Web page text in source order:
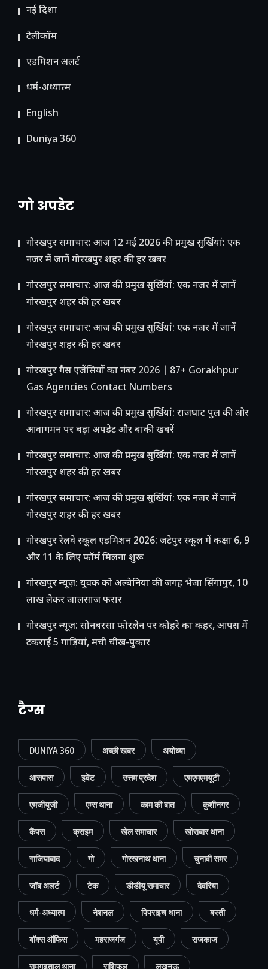
नई दिशा
टेलीकॉम
ए​डमिशन अलर्ट
धर्म-अध्यात्म
English
Duniya 360
गो अपडेट
गोरखपुर समाचार: आज 12 मई 2026 की प्रमुख सुर्खियां: एक
नजर में जानें गोरखपुर शहर की हर खबर
गोरखपुर समाचार: आज की प्रमुख सुर्खियां: एक नजर में जानें
गोरखपुर शहर की हर खबर
गोरखपुर समाचार: आज की प्रमुख सुर्खियां: एक नजर में जानें
गोरखपुर शहर की हर खबर
गोरखपुर गैस एजेंसियों का नंबर 2026 | 87+ Gorakhpur
Gas Agencies Contact Numbers
गोरखपुर समाचार: आज की प्रमुख सुर्खियां: राजघाट पुल की ओर
आवागमन पर बड़ा अपडेट और बाकी खबरें
गोरखपुर समाचार: आज की प्रमुख सुर्खियां: एक नजर में जानें
गोरखपुर शहर की हर खबर
गोरखपुर समाचार: आज की प्रमुख सुर्खियां: एक नजर में जानें
गोरखपुर शहर की हर खबर
गोरखपुर रेलवे स्कूल एडमिशन 2026: जटेपुर स्कूल में कक्षा 6, 9
और 11 के लिए फॉर्म मिलना शुरू
गोरखपुर न्यूज़: युवक को अल्बेनिया की जगह भेजा सिंगापुर, 10
लाख लेकर जालसाज फरार
गोरखपुर न्यूज़: सोनबरसा फोरलेन पर कोहरे का कहर, आपस में
टकराईं 5 गाड़ियां, मची चीख-पुकार
टैग्स
DUNIYA 360 अच्छी खबर अयोध्या
आसपास इवेंट उत्तम प्रदेश एमएमएमयूटी
एमजीयूजी एम्स थाना काम की बात कुशीनगर
कैंपस क्राइम खेल समाचार खोराबार थाना
गाजियाबाद गो गोरखनाथ थाना चुनावी समर
जॉब अलर्ट टेक डीडीयू समाचार देवरिया
धर्म-अध्यात्म नेशनल पिपराइच थाना बस्ती
बॉक्स ऑफिस महराजगंज यूपी राजकाज
रामगढ़ताल थाना राशिफल लखनऊ